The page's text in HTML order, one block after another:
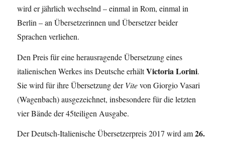
wird er jährlich wechselnd – einmal in Rom, einmal in
Berlin – an Übersetzerinnen und Übersetzer beider
Sprachen verliehen.
Den Preis für eine herausragende Übersetzung eines
italienischen Werkes ins Deutsche erhältVictoria Lorini.
Sie wird für ihre Übersetzung derVitevon Giorgio Vasari
(Wagenbach) ausgezeichnet, insbesondere für die letzten
vier Bände der 45teiligen Ausgabe.
Der Deutsch-Italienische Übersetzerpreis 2017 wird am26.